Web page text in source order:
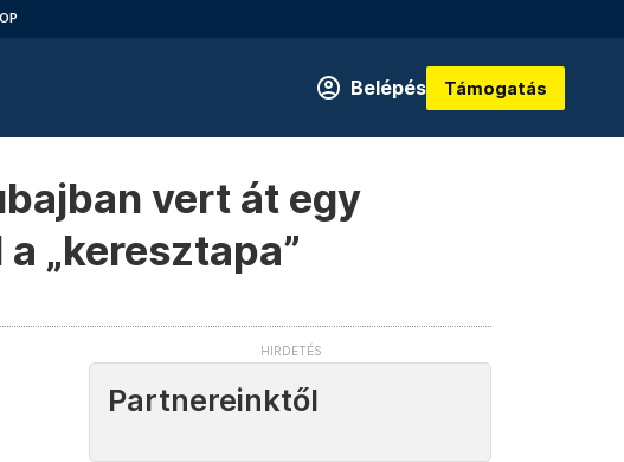
Belépés Támogatás
vert át egy
„keresztapa”
Partnereinktől